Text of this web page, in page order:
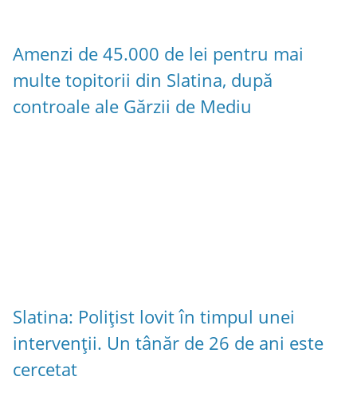
Amenzi de 45.000 de lei pentru mai
multe topitorii din Slatina, după
controale ale Gărzii de Mediu
Slatina: Polițist lovit în timpul unei
intervenții. Un tânăr de 26 de ani este
cercetat